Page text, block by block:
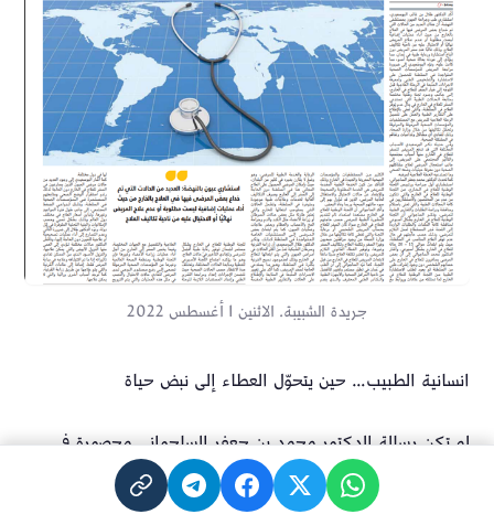
جريدة الشبيبة. الاثنين 1 أغسطس 2022
انسانية الطبيب… حين يتحوّل العطاء إلى نبض حياة
لم تكن رسالة الدكتور محمد بن جعفر الساجواني محصورة في
مهارته الجراحية فحسب، بل امتدت لتجسّد أسمى معاني
الإنسانية في ممارسته اليومية، حيث يحرص على التبرع بالدم من